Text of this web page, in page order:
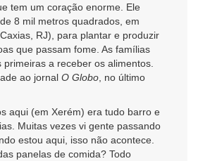
tem um coração enorme. Ele
8 mil metros quadrados, em
RJ), para plantar e produzir
que passam fome. As famílias
a receber os alimentos.
ao jornal O Globo , no último
aqui (em Xerém) era tudo barro e
Muitas vezes vi gente passando
estou aqui, isso não acontece.
panelas de comida? Todo